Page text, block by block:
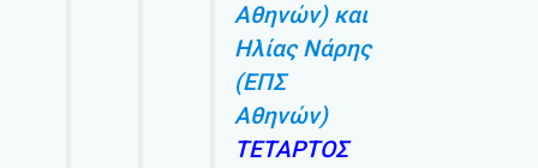
Αθηνών) και
Ηλίας Νάρης
(ΕΠΣ
Αθηνών)
ΤΕΤΑΡΤΟΣ